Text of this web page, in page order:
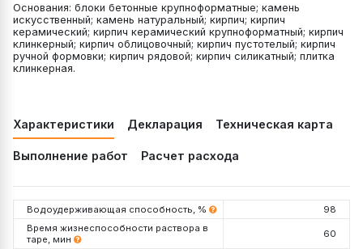
Основания: блоки бетонные крупноформатные; камень
искусственный; камень натуральный; кирпич; кирпич
керамический; кирпич керамический крупноформатный; кирпич
клинкерный; кирпич облицовочный; кирпич пустотелый; кирпич
ручной формовки; кирпич рядовой; кирпич силикатный; плитка
клинкерная.
Характеристики Декларация Техническая карта
Выполнение работ Расчет расхода
Водоудерживающая способность, %
98
Время жизнеспособности раствора в
таре, мин
60